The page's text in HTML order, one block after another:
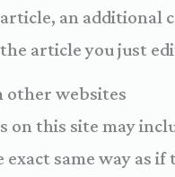
an additional
article you just
other websites
on this site may
same way as